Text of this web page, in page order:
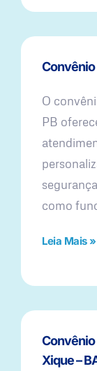
Convênio
O
PB
como
Leia Mais »
Xique –